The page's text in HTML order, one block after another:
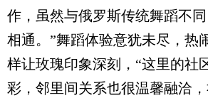
作，虽然与俄罗斯传统舞蹈不
相通。”舞蹈体验意犹未尽，热
样让玫瑰印象深刻，“这里的社
彩，邻里间关系也很温馨融洽